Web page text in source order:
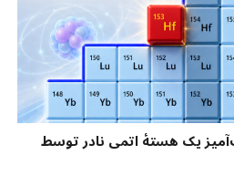
یک هستهٔ اتمی نادر توسط